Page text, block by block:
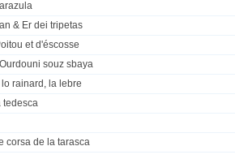
& Er dei tripetas
et d'éscosse
souz sbaya
rainard, la lebre
tedesca
corsa de la tarasca